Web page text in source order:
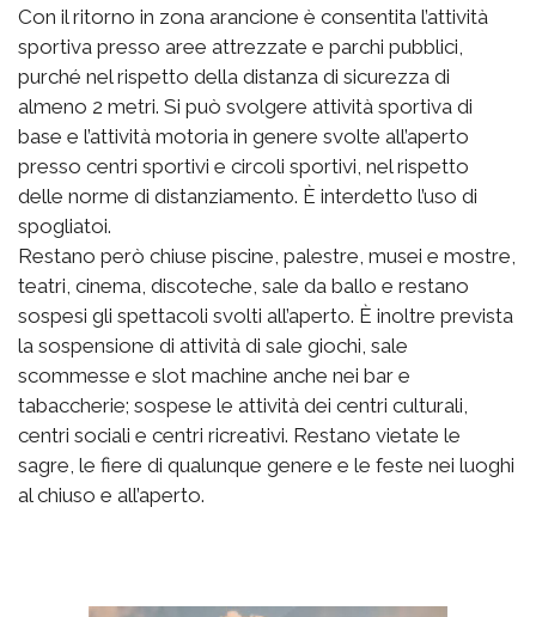
Con il ritorno in zona arancione è consentita l’attività
sportiva presso aree attrezzate e parchi pubblici,
purché nel rispetto della distanza di sicurezza di
almeno 2 metri. Si può svolgere attività sportiva di
base e l’attività motoria in genere svolte all’aperto
presso centri sportivi e circoli sportivi, nel rispetto
delle norme di distanziamento. È interdetto l’uso di
spogliatoi.
Restano però chiuse piscine, palestre, musei e mostre,
teatri, cinema, discoteche, sale da ballo e restano
sospesi gli spettacoli svolti all’aperto. È inoltre prevista
la sospensione di attività di sale giochi, sale
scommesse e slot machine anche nei bar e
tabaccherie; sospese le attività dei centri culturali,
centri sociali e centri ricreativi. Restano vietate le
sagre, le fiere di qualunque genere e le feste nei luoghi
al chiuso e all’aperto.